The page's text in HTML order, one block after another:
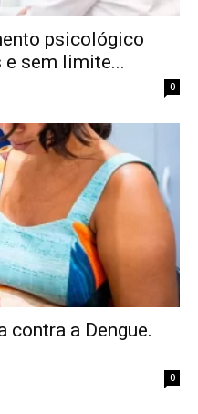
psicológico
e sem limite...
0
contra a Dengue.
0